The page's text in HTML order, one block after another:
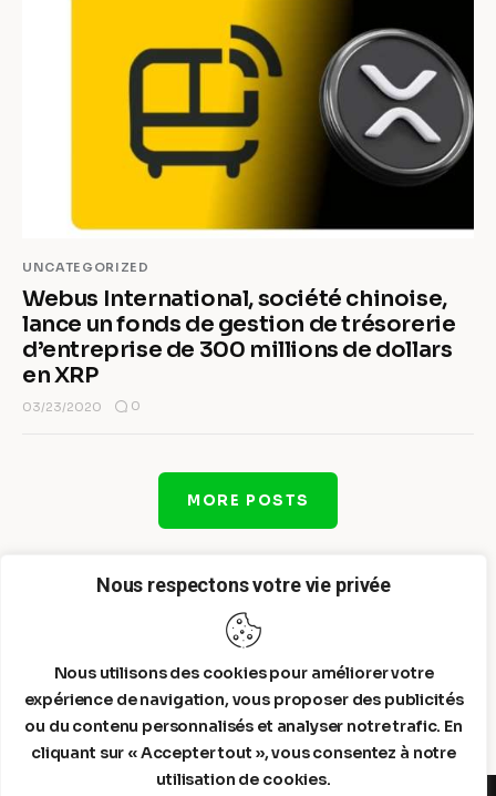
Nous respectons votre vie privée
Nous utilisons des cookies pour améliorer votre
expérience de navigation, vous proposer des publicités
ou du contenu personnalisés et analyser notre trafic. En
cliquant sur « Accepter tout », vous consentez à notre
utilisation de cookies.
UNCATEGORIZED
Webus International, société chinoise,
lance un fonds de gestion de trésorerie
d’entreprise de 300 millions de dollars
en XRP
03/23/2020 0
MORE POSTS